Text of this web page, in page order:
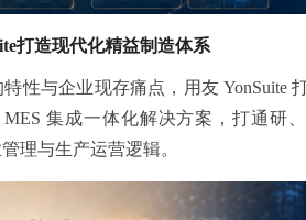
打造现代化精益制造体系
性与企业现存痛点，用友 YonSuite
集成一体化解决方案，打通研、
理与生产运营逻辑。